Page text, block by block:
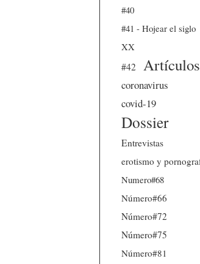
#40
#41 - Hojear el siglo
XX
#42
Artículos
coronavirus
covid-19
Dossier
Entrevistas
erotismo y
Numero#68
Número#66
Número#72
Número#75
Número#81